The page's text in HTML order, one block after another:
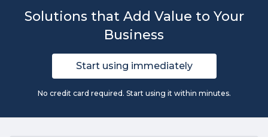
Solutions that Add Value to Your
Business
Start using immediately
No credit card required. Start using it within minutes.